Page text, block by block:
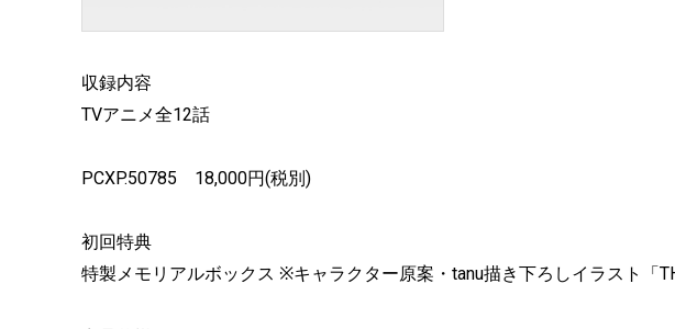
収録内容
TVアニメ全12話
PCXP.50785 18,000円(税別)
初回特典
特製メモリアルボックス ※キャラクター原案・tanu描き下ろしイラスト「